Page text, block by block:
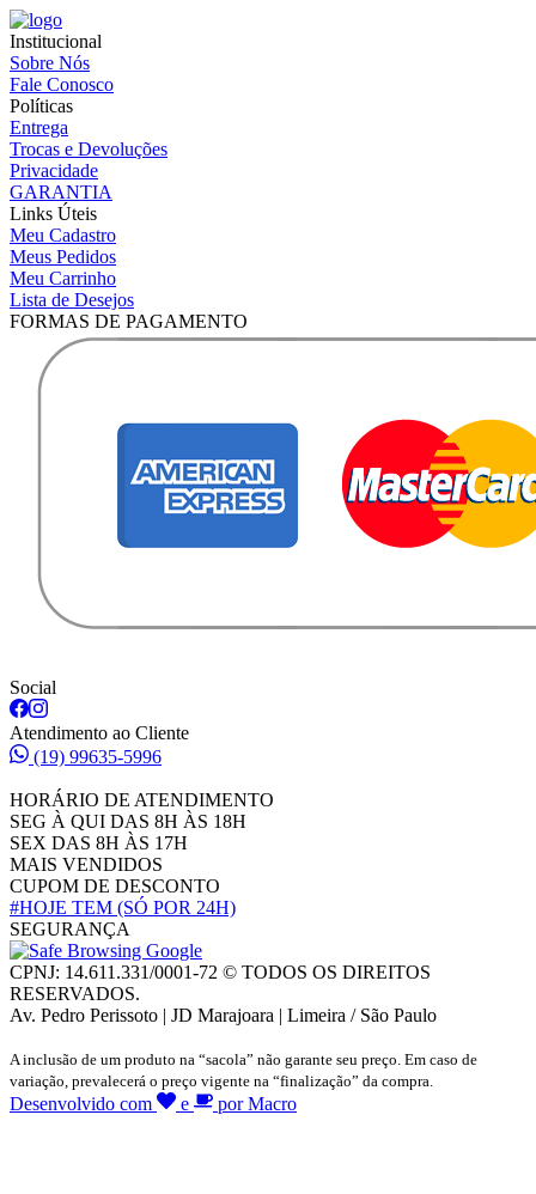
Institucional
Sobre Nós
Fale Conosco
Políticas
Entrega
Trocas e Devoluções
Privacidade
GARANTIA
Links Úteis
Meu Cadastro
Meus Pedidos
Meu Carrinho
Lista de Desejos
FORMAS DE PAGAMENTO
Social
Atendimento ao Cliente
(19) 99635-5996
HORÁRIO DE ATENDIMENTO
SEG À QUI DAS 8H ÀS 18H
SEX DAS 8H ÀS 17H
MAIS VENDIDOS
CUPOM DE DESCONTO
#HOJE TEM (SÓ POR 24H)
SEGURANÇA
CPNJ: 14.611.331/0001-72 © TODOS OS DIREITOS
RESERVADOS.
Av. Pedro Perissoto | JD Marajoara | Limeira / São Paulo
A inclusão de um produto na “sacola” não garante seu preço. Em caso de
variação, prevalecerá o preço vigente na “finalização” da compra.
Desenvolvido com e por Macro